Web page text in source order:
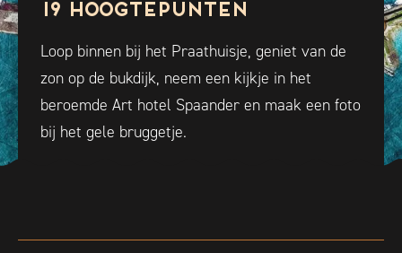
19 HOOGTEPUNTEN
Loop binnen bij het Praathuisje, geniet van de
zon op de bukdijk, neem een kijkje in het
beroemde Art hotel Spaander en maak een foto
bij het gele bruggetje.